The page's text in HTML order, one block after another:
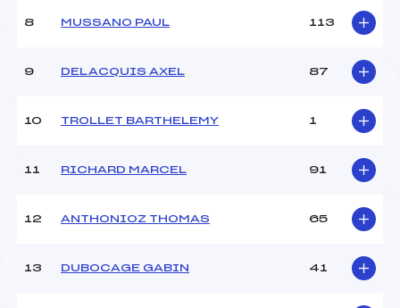
Ouvreurs D :
Météo :
Nombre de portes :
Traceur :
CLAUSI (MB)
Ouvreurs C :
8 MUSSANO PAUL 113
9 DELACQUIS AXEL 87
10 TROLLET BARTHELEMY 1
11 RICHARD MARCEL 91
12 ANTHONIOZ THOMAS 65
13 DUBOCAGE GABIN 41